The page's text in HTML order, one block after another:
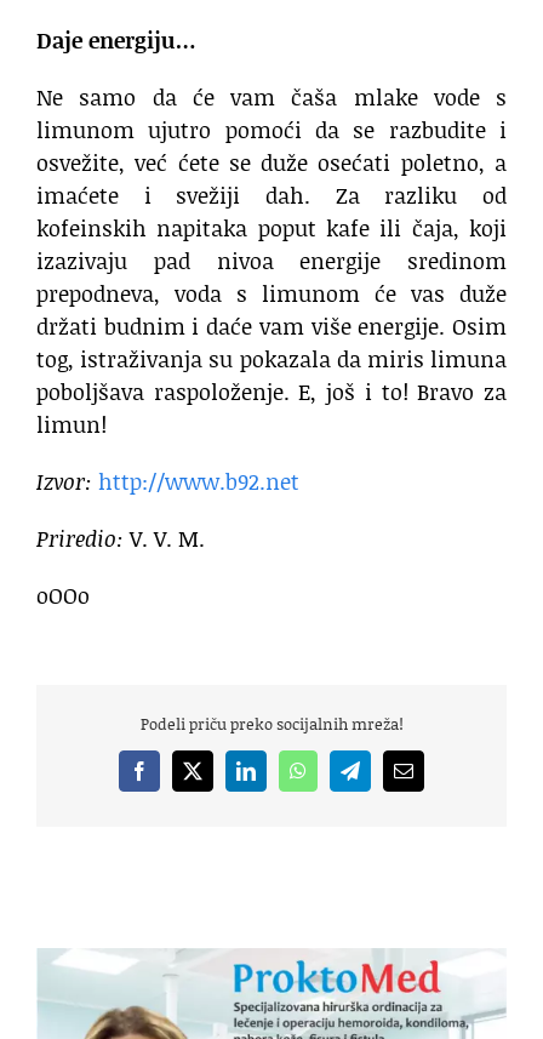
Daje energiju…
Ne samo da će vam čaša mlake vode s
limunom ujutro pomoći da se razbudite i
osvežite, već ćete se duže osećati poletno, a
imaćete i svežiji dah. Za razliku od
kofeinskih napitaka poput kafe ili čaja, koji
izazivaju pad nivoa energije sredinom
prepodneva, voda s limunom će vas duže
držati budnim i daće vam više energije. Osim
tog, istraživanja su pokazala da miris limuna
poboljšava raspoloženje. E, još i to! Bravo za
limun!
Izvor: http://www.b92.net
Priredio:V. V. M.
oOOo
Podeli priču preko socijalnih mreža!
Facebook
X LinkedInWhatsAppTelegramEmail